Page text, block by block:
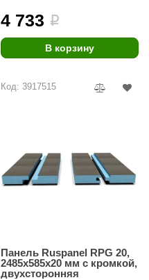
4 733 i
В корзину
Код: 3917515
Панель Ruspanel RPG 20,
2485х585х20 мм с кромкой,
двухсторонняя